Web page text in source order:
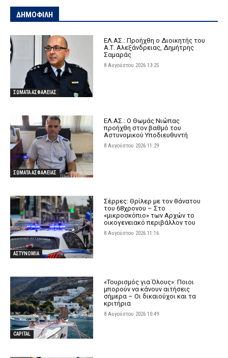
ΔΗΜΟΦΙΛΗ
ΣΩΜΑΤΑ ΑΣΦΑΛΕΙΑΣ
ΕΛ.ΑΣ.: Προήχθη ο Διοικητής του
Α.Τ. Αλεξάνδρειας, Δημήτρης
Σαμαράς
8 Αυγούστου 2026 13:25
ΣΩΜΑΤΑ ΑΣΦΑΛΕΙΑΣ
ΕΛ.ΑΣ.: Ο Θωμάς Νιώπας
προήχθη στον βαθμό του
Αστυνομικού Υποδιευθυντή
8 Αυγούστου 2026 11:29
ΑΣΤΥΝΟΜΙΑ
Σέρρες: Θρίλερ με τον θάνατου
του 68χρονου – Στο
«μικροσκόπιο» των Αρχών το
οικογενειακό περιβάλλον του
8 Αυγούστου 2026 11:16
CAPITAL
«Τουρισμός για Όλους»: Ποιοι
μπορούν να κάνουν αιτήσεις
σήμερα – Οι δικαιούχοι και τα
κριτήρια
8 Αυγούστου 2026 10:49